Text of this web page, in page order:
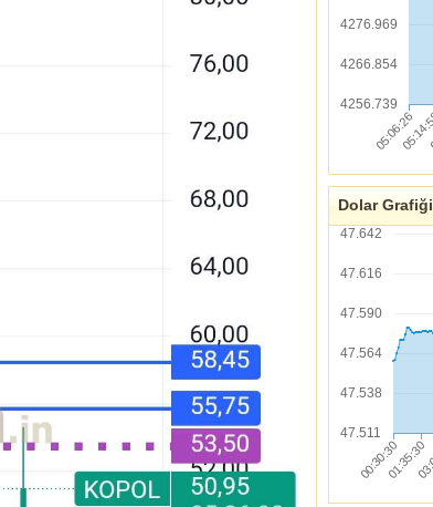
4276.969
4266.854
4256.739
Dolar Grafiği
47.642
47.616
47.590
47.564
47.538
47.511